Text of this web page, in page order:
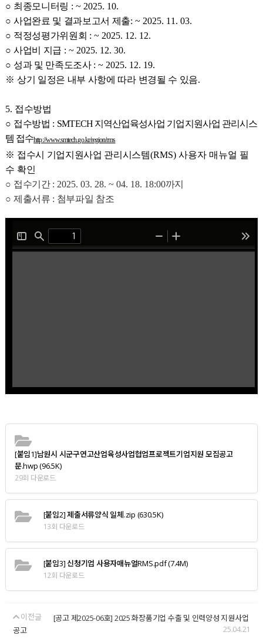
○ 최종모니터링 : ~ 2025. 10.
○ 사업완료 및 결과보고서 제출: ~ 2025. 11. 03.
○ 적정성평가위원회 : ~ 2025. 12. 12.
○ 사업비 지급 : ~ 2025. 12. 30.
○​​​​​​ 성과 및 만족도조사 : ~ 2025. 12. 19.
※ 상기 일정은 내부 사항에 따라 변경될 수 있음.
5. 접수방법
○ 접수방법 : SMTECH 지역산업육성사업 기업지원사업 관리시스
템 접수http://www.smtech.go.kr/region/rms
※ 접수시 기업지원사업 관리시스템(RMS) 사용자 매뉴얼 필
수 확인
○ 접수기간 : 2025. 03. 28. ~ 04. 18. 18:00까지
○ 제출서류 : 첨부파일 참조
[붙임1]남원시 시군구연고산업육성사업협업프로젝트기업지원 모집공고
문.hwp(96.5K)
29회 다운로드
[붙임2] 제출서류양식 일체.zip (630.5K)
13회 다운로드
[붙임3] 신청기업 사용자매뉴얼RMS.pdf(7.4M)
12회 다운로드
이전글
[공고 제2025-06호] 2025 화장품기업 수출 및 인력양성 지원사업
공고
25.04.21